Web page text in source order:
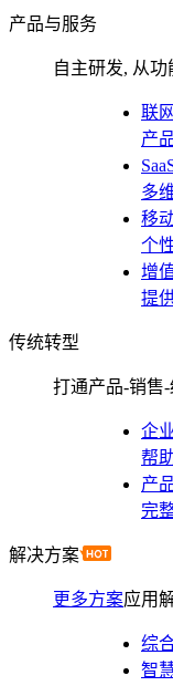
产品与服务
自主研发, 从
联
产
多
移
个
增
提
传统转型
打通产品-销售
企
帮
产
完
解决方案
更多方案应用
综
智